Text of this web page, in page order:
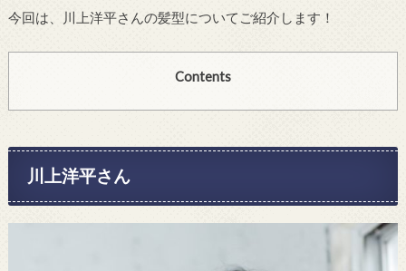
今回は、川上洋平さんの髪型についてご紹介します！
Contents
川上洋平さん